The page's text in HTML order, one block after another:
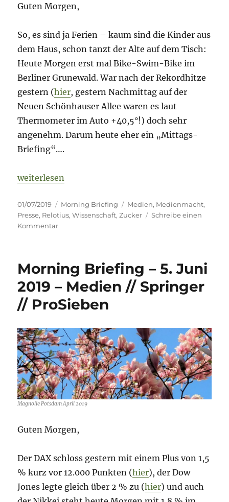
Guten Morgen,
So, es sind ja Ferien – kaum sind die Kinder aus
dem Haus, schon tanzt der Alte auf dem Tisch:
Heute Morgen erst mal Bike-Swim-Bike im
Berliner Grunewald. War nach der Rekordhitze
gestern (hier, gestern Nachmittag auf der
Neuen Schönhauser Allee waren es laut
Thermometer im Auto +40,5°!) doch sehr
angenehm. Darum heute eher ein „Mittags-
Briefing“….
„Morning Briefing – 1. Juli 2019 – „Relotius III“ //
weiterlesen
Veröffentlicht
am
01/07/2019 Kategorien
Morning Briefing Schlagwörter
Medien, Medienmacht,
Presse, Relotius,Wissenschaft,Zucker
Schreibe einen
Kommentarzu
1.
2019
–
„Relotius
//
Medien
//
Zucker
Morning Briefing – 5. Juni
2019 – Medien // Springer
// ProSieben
Magnolie Potsdam April 2019
Guten Morgen,
Der DAX schloss gestern mit einem Plus von 1,5
% kurz vor 12.000 Punkten (hier), der Dow
Jones legte gleich über 2 % zu (hier) und auch